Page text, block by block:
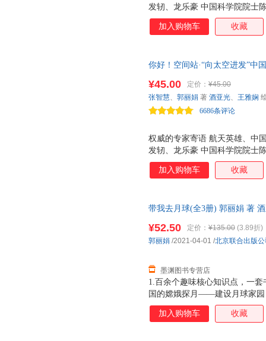
发轫、龙乐豪 中国科学院院士
三大载人航天场景 揭秘航天员
站太空生活。 关键的航天知识
再尊重科学的基础上做艺术的
加入购物车 收藏
你好！空间站·“向太空进发”中
程院院士钟山、戚发轫、龙乐
袂寄语！）
权威的专家寄语 航天英雄、中
发轫、龙乐豪 中国科学院院士
三大载人航天场景 揭秘航天员
站太空生活。 关键的航天知识
再尊重科学的基础上做艺术的
¥45.00 定价： ¥45.00
6686条评论
张智慧、 郭丽娟 著 酒亚光、 王雅娴
加入购物车 收藏
带我去月球(全3册) 郭丽娟 著
1.百余个趣味核心知识点，一
国的嫦娥探月——建设月球家园
球的前世今生未来。2.中国风
携带月壤返回以来，第一套为
¥52.50 定价： ¥135.00 (3.89折)
墨渊图书专营店
郭丽娟 /2021-04-01 /北京联合出版
加入购物车 收藏